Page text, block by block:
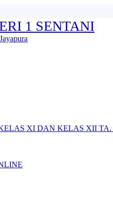
1 SENTANI
XI DAN KELAS XII TA.